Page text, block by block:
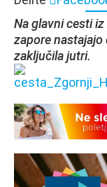
Na glavni cesti
zapore nastajajo
zaključila jutri.